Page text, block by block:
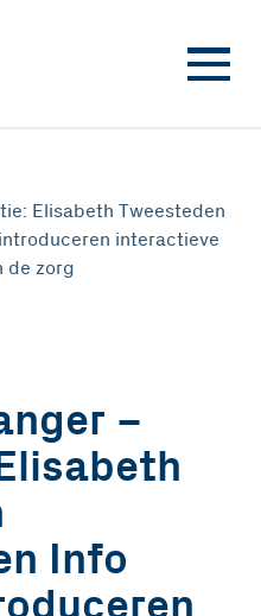
Elisabeth Tweesteden
interactieve
de zorg
–
Info